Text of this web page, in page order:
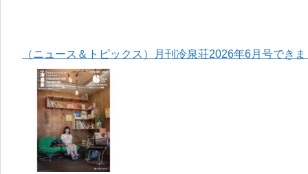
（ニュース＆トピックス）月刊冷泉荘2026年6月号でき